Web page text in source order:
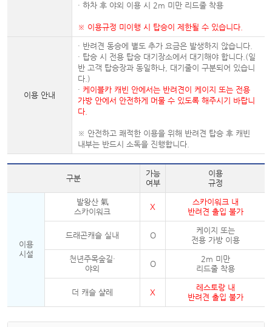
· 하차 후 야외 이용 시 2m 미만 리드줄 착용
※ 이용규정 미이행 시 탑승이 제한될 수 있습니다.
이용 안내
· 반려견 동승에 별도 추가 요금은 발생하지 않습니다.
· 탑승 시 전용 탑승 대기장소에서 대기해야 합니다.(일
반 고객 탑승장과 동일하나, 대기줄이 구분되어 있습니
다.)
· 케이블카 캐빈 안에서는 반려견이 케이지 또는 전용
가방 안에서 안전하게 머물 수 있도록 해주시기 바랍니
다.
※ 안전하고 쾌적한 이용을 위해 반려견 탑승 후 캐빈
내부는 반드시 소독을 진행합니다.
구분
가능
여부
이용
규정
이용
시설
발왕산 氣
스카이워크
X
스카이워크 내
반려견 출입 불가
드래곤캐슬 실내 O
케이지 또는
전용 가방 이용
천년주목숲길·
야외
O
2m 미만
리드줄 착용
더 캐슬 샬레 X
레스토랑 내
반려견 출입 불가